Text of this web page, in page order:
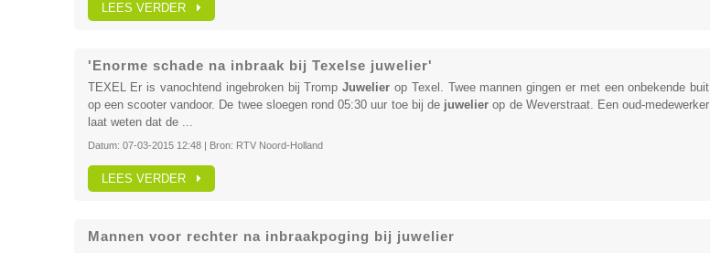
LEES VERDER
'Enorme schade na inbraak bij Texelse juwelier'
TEXEL Er is vanochtend ingebroken bij TrompJuwelier op Texel. Twee mannen gingen er met een onbekende buit
op een scooter vandoor. De twee sloegen rond 05:30 uur toe bij de juwelier op de Weverstraat. Een oud-medewerker
laat weten dat de ...
Datum: 07-03-2015 12:48| Bron: RTV Noord-Holland
LEES VERDER
Mannen voor rechter na inbraakpoging bij juwelier